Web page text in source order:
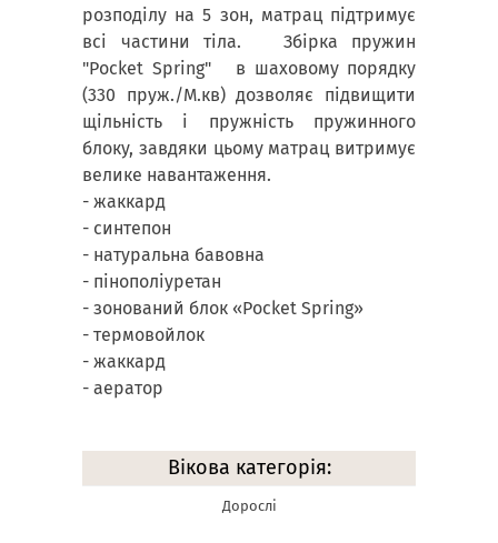
розподілу на 5 зон, матрац підтримує
всі частини тіла. Збірка пружин
"Pocket Spring" в шаховому порядку
(330 пруж./М.кв) дозволяє підвищити
щільність і пружність пружинного
блоку, завдяки цьому матрац витримує
велике навантаження.
- жаккард
- синтепон
- натуральна бавовна
- пінополіуретан
- зонований блок «Pocket Spring»
- термовойлок
- жаккард
- аератор
Вікова категорія:
Дорослі